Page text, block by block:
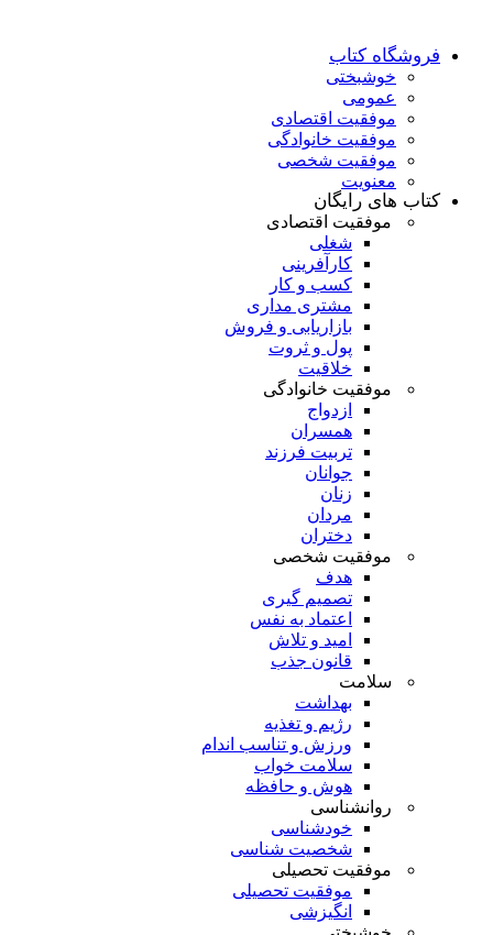
فروشگاه کتاب
خوشبختی
عمومی
موفقیت اقتصادی
موفقیت خانوادگی
موفقیت شخصی
معنویت
کتاب های رایگان
موفقیت اقتصادی
شغلی
کارآفرینی
کسب و کار
مشتری مداری
بازاریابی و فروش
پول و ثروت
خلاقیت
موفقیت خانوادگی
ازدواج
همسران
تربیت فرزند
جوانان
زنان
مردان
دختران
موفقیت شخصی
هدف
تصمیم گیری
اعتماد به نفس
امید و تلاش
قانون جذب
سلامت
بهداشت
رژیم و تغذیه
ورزش و تناسب اندام
سلامت خواب
هوش و حافظه
روانشناسی
خودشناسی
شخصیت شناسی
موفقیت تحصیلی
موفقیت تحصیلی
انگیزشی